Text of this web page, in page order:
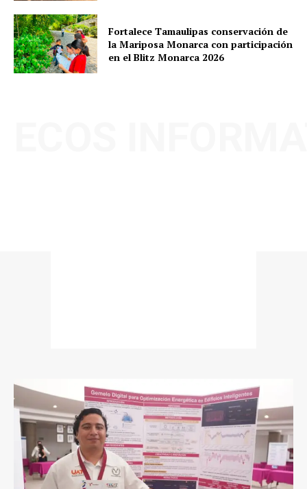
Fortalece Tamaulipas conservación de
la Mariposa Monarca con participación
en el Blitz Monarca 2026